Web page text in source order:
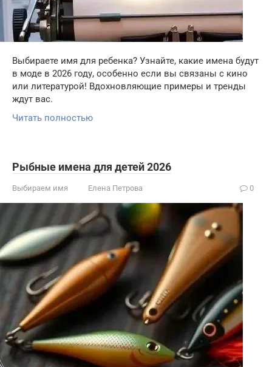
Выбираете имя для ребенка? Узнайте, какие имена будут
в моде в 2026 году, особенно если вы связаны с кино
или литературой! Вдохновляющие примеры и тренды
ждут вас.
Читать полностью
Рыбные имена для детей 2026
Выбираем имя Елена Петрова 0